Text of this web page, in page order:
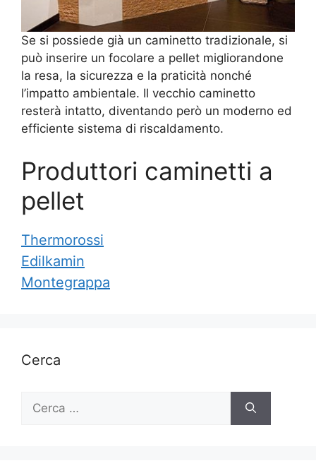
Se si possiede già un caminetto tradizionale, si
può inserire un focolare a pellet migliorandone
la resa, la sicurezza e la praticità nonché
l’impatto ambientale. Il vecchio caminetto
resterà intatto, diventando però un moderno ed
efficiente sistema di riscaldamento.
Produttori caminetti a
pellet
Thermorossi
Edilkamin
Montegrappa
Cerca
per: